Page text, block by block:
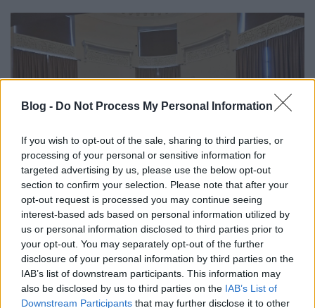
Blog - Do Not Process My Personal Information
If you wish to opt-out of the sale, sharing to third parties, or
processing of your personal or sensitive information for
targeted advertising by us, please use the below opt-out
section to confirm your selection. Please note that after your
opt-out request is processed you may continue seeing
interest-based ads based on personal information utilized by
us or personal information disclosed to third parties prior to
your opt-out. You may separately opt-out of the further
disclosure of your personal information by third parties on the
IAB’s list of downstream participants. This information may
also be disclosed by us to third parties on the IAB’s List of
Downstream Participants that may further disclose it to other
Franges Krisztina, az Állományvédelmi és
Restauráló Osztály munkatársa a dobozkészítési
technológiáról tart előadást